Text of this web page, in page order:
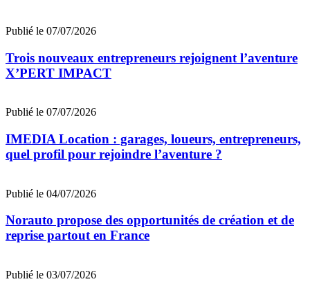
Publié le 07/07/2026
Trois nouveaux entrepreneurs rejoignent l’aventure
X’PERT IMPACT
Publié le 07/07/2026
IMEDIA Location : garages, loueurs, entrepreneurs,
quel profil pour rejoindre l’aventure ?
Publié le 04/07/2026
Norauto propose des opportunités de création et de
reprise partout en France
Publié le 03/07/2026